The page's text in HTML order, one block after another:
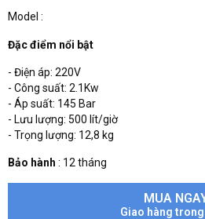
Model :
Đặc điểm nổi bật
- Điện áp: 220V
- Công suất: 2.1Kw
- Áp suất: 145 Bar
- Lưu lượng: 500 lít/giờ
- Trọng lượng: 12,8 kg
Bảo hành : 12 tháng
MUA
Giao hàng